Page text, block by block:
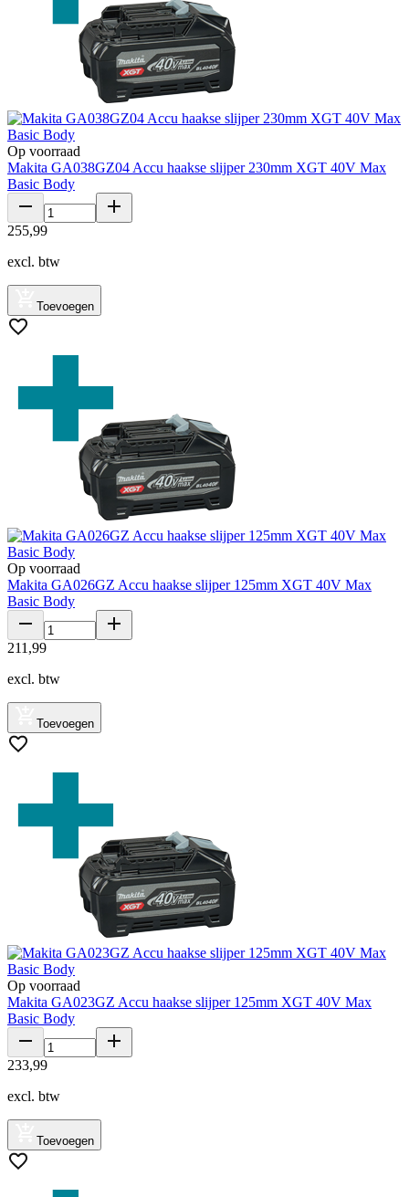
Op voorraad
Makita GA038GZ04 Accu haakse slijper 230mm XGT 40V Max
Basic Body
255,99
excl. btw
Toevoegen
Op voorraad
Makita GA026GZ Accu haakse slijper 125mm XGT 40V Max
Basic Body
211 ,99
excl. btw
Toevoegen
Op voorraad
Makita GA023GZ Accu haakse slijper 125mm XGT 40V Max
Basic Body
233,99
excl. btw
Toevoegen